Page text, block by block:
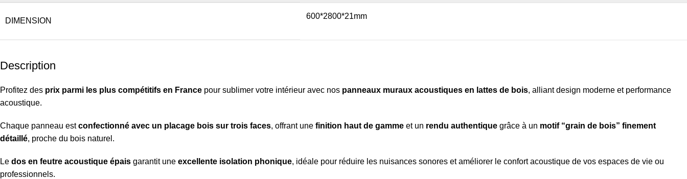
DIMENSION
600*2800*21mm
Description
Profitez des prix parmi les plus compétitifs en France pour sublimer votre intérieur avec nos panneaux muraux acoustiques en lattes de bois, alliant design moderne et performance
acoustique.
Chaque panneau estconfectionné avec un placage bois sur trois faces, offrant une finition haut de gamme et un rendu authentique grâce à un motif “grain de bois” finement
détaillé, proche du bois naturel.
Le dos en feutre acoustique épais garantit une excellente isolation phonique, idéale pour réduire les nuisances sonores et améliorer le confort acoustique de vos espaces de vie ou
professionnels.